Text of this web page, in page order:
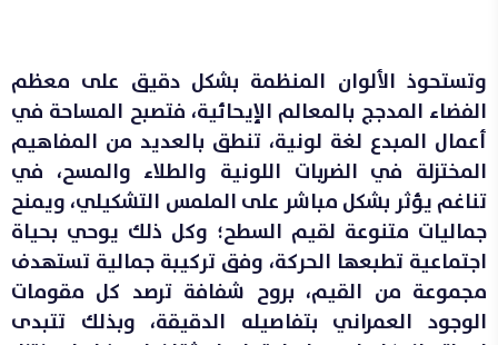
وتستحوذ الألوان المنظمة بشكل دقيق على معظم
الفضاء المدجج بالمعالم الإيحائية، فتصبح المساحة في
أعمال المبدع لغة لونية، تنطق بالعديد من المفاهيم
المختزلة في الضربات اللونية والطلاء والمسح، في
تناغم يؤثر بشكل مباشر على الملمس التشكيلي، ويمنح
جماليات متنوعة لقيم السطح؛ وكل ذلك يوحي بحياة
اجتماعية تطبعها الحركة، وفق تركيبة جمالية تستهدف
مجموعة من القيم، بروح شفافة ترصد كل مقومات
الوجود العمراني بتفاصيله الدقيقة، وبذلك تتبدى